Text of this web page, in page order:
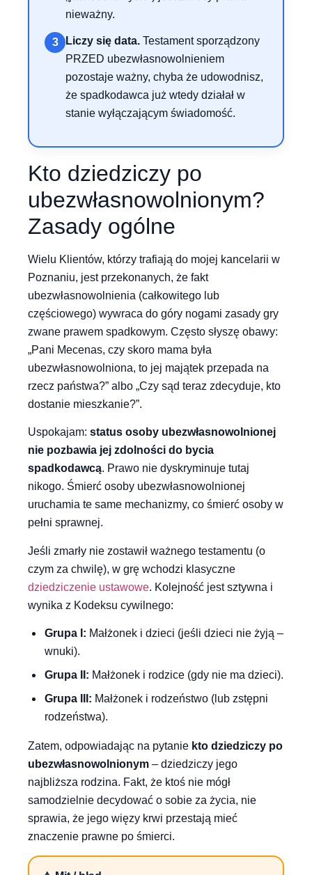
nieważny.
3 Liczy się data. Testament sporządzony
PRZED ubezwłasnowolnieniem
pozostaje ważny, chyba że udowodnisz,
że spadkodawca już wtedy działał w
stanie wyłączającym świadomość.
Kto dziedziczy po
ubezwłasnowolnionym?
Zasady ogólne
Wielu Klientów, którzy trafiają do mojej kancelarii w
Poznaniu, jest przekonanych, że fakt
ubezwłasnowolnienia (całkowitego lub
częściowego) wywraca do góry nogami zasady gry
zwane prawem spadkowym. Często słyszę obawy:
„Pani Mecenas, czy skoro mama była
ubezwłasnowolniona, to jej majątek przepada na
rzecz państwa?” albo „Czy sąd teraz zdecyduje, kto
dostanie mieszkanie?”.
Uspokajam: status osoby ubezwłasnowolnionej
nie pozbawia jej zdolności do bycia
spadkodawcą. Prawo nie dyskryminuje tutaj
nikogo. Śmierć osoby ubezwłasnowolnionej
uruchamia te same mechanizmy, co śmierć osoby w
pełni sprawnej.
Jeśli zmarły nie zostawił ważnego testamentu (o
czym za chwilę), w grę wchodzi klasyczne
dziedziczenie ustawowe. Kolejność jest sztywna i
wynika z Kodeksu cywilnego:
Grupa I: Małżonek i dzieci (jeśli dzieci nie żyją –
wnuki).
Grupa II: Małżonek i rodzice (gdy nie ma dzieci).
Grupa III: Małżonek i rodzeństwo (lub zstępni
rodzeństwa).
Zatem, odpowiadając na pytanie kto dziedziczy po
ubezwłasnowolnionym – dziedziczy jego
najbliższa rodzina. Fakt, że ktoś nie mógł
samodzielnie decydować o sobie za życia, nie
sprawia, że jego więzy krwi przestają mieć
znaczenie prawne po śmierci.